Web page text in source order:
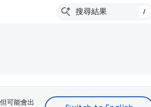
/
可能會出